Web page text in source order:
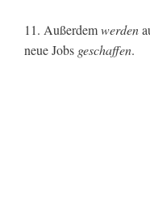
11. Außerdemwerden
neue Jobs geschaffen.